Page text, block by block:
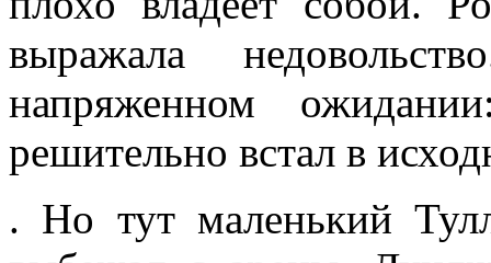
выражала
напряженном
решительно встал в
. Но тут маленький